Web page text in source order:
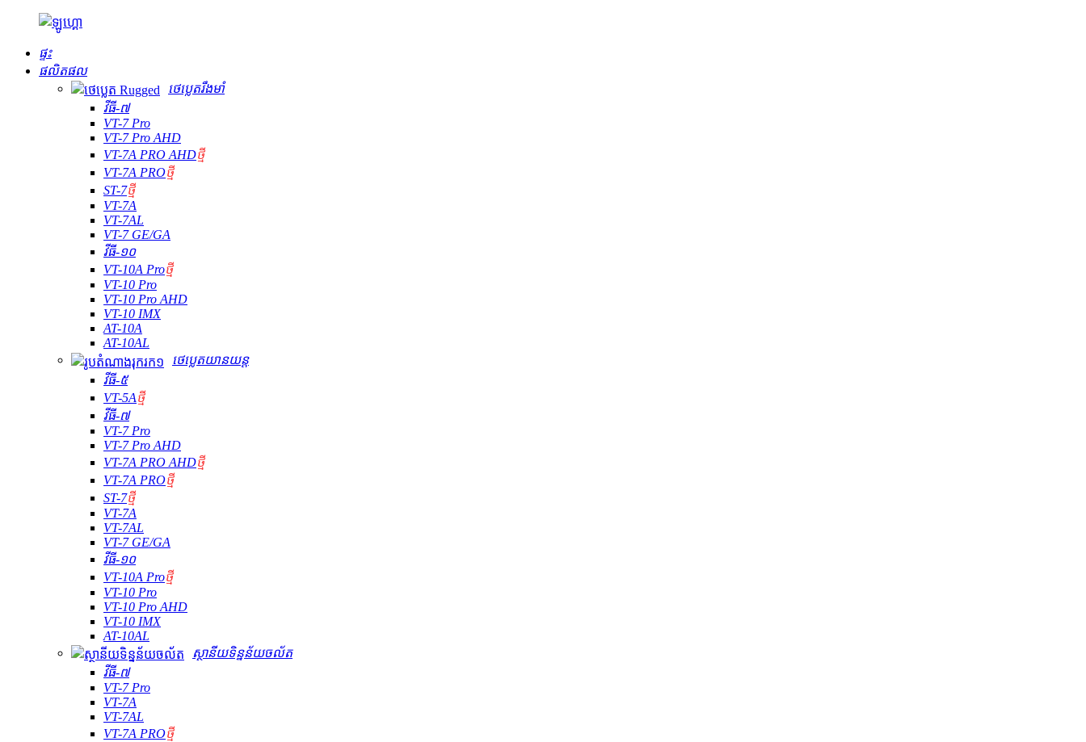
ផ្ទះ
ផលិតផល
ថេប្លេតរឹងមាំ
វីធី-៧
VT-7 Pro
VT-7 Pro AHD
VT-7A PRO AHDថ្មី
VT-7A PROថ្មី
ST-7ថ្មី
VT-7A
VT-7AL
VT-7 GE/GA
វីធី-១០
VT-10A Proថ្មី
VT-10 Pro
VT-10 Pro AHD
VT-10 IMX
AT-10A
AT-10AL
ថេប្លេតយានយន្ត
វីធី-៥
VT-5Aថ្មី
វីធី-៧
VT-7 Pro
VT-7 Pro AHD
VT-7A PRO AHDថ្មី
VT-7A PROថ្មី
ST-7ថ្មី
VT-7A
VT-7AL
VT-7 GE/GA
វីធី-១០
VT-10A Proថ្មី
VT-10 Pro
VT-10 Pro AHD
VT-10 IMX
AT-10AL
ស្ថានីយទិន្នន័យចល័ត
វីធី-៧
VT-7 Pro
VT-7A
VT-7AL
VT-7A PROថ្មី